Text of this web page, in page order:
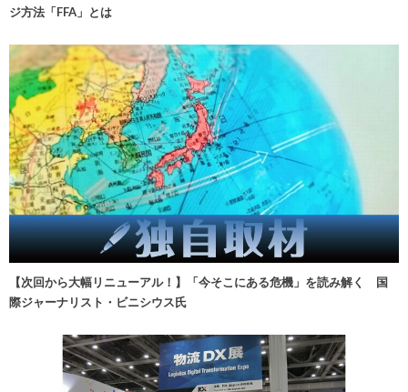
ジ方法「FFA」とは
【次回から大幅リニューアル！】「今そこにある危機」を読み解く 国
際ジャーナリスト・ビニシウス氏